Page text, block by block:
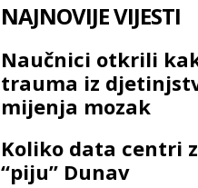
NAJNOVIJE VIJESTI
Naučnici otkrili
trauma iz
mijenja mozak
Koliko data centri
“piju” Dunav